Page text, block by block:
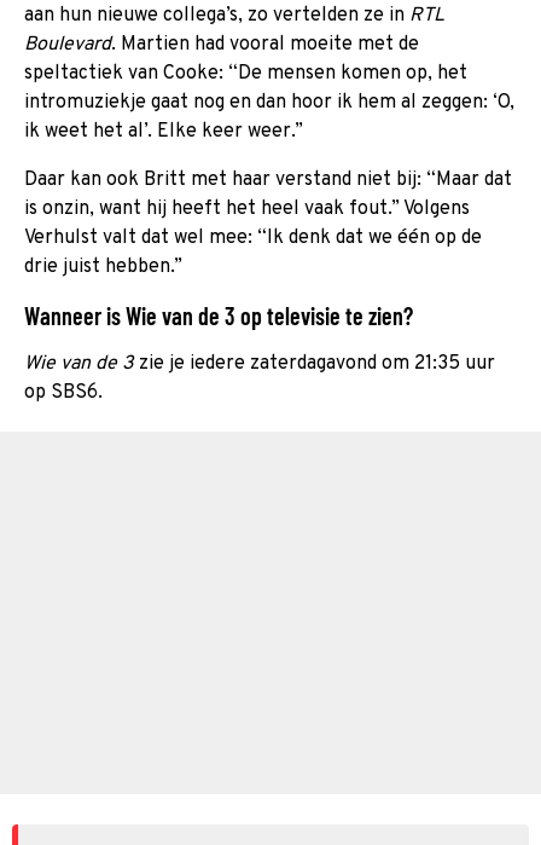
aan hun nieuwe collega’s, zo vertelden ze in RTL
Boulevard. Martien had vooral moeite met de
speltactiek van Cooke: “De mensen komen op, het
intromuziekje gaat nog en dan hoor ik hem al zeggen: ‘O,
ik weet het al’. Elke keer weer.”
Daar kan ook Britt met haar verstand niet bij: “Maar dat
is onzin, want hij heeft het heel vaak fout.” Volgens
Verhulst valt dat wel mee: “Ik denk dat we één op de
drie juist hebben.”
Wanneer is Wie van de 3 op televisie te zien?
Wie van de 3zie je iedere zaterdagavond om 21:35 uur
op SBS6.